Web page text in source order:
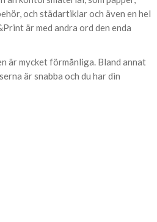
och städartiklar och även en hel
är med andra ord den enda
är mycket förmånliga. Bland annat
är snabba och du har din